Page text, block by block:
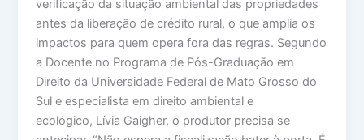
verificação da situação ambiental das propriedades
antes da liberação de crédito rural, o que amplia os
impactos para quem opera fora das regras. Segundo
a Docente no Programa de Pós-Graduação em
Direito da Universidade Federal de Mato Grosso do
Sul e especialista em direito ambiental e
ecológico, Lívia Gaigher, o produtor precisa se